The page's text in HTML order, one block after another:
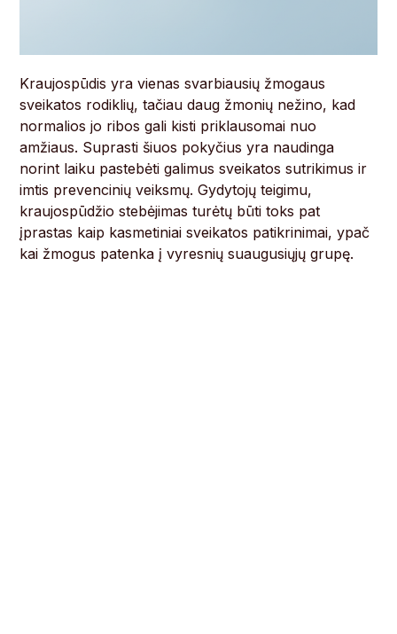
Kraujospūdis yra vienas svarbiausių žmogaus
sveikatos rodiklių, tačiau daug žmonių nežino, kad
normalios jo ribos gali kisti priklausomai nuo
amžiaus. Suprasti šiuos pokyčius yra naudinga
norint laiku pastebėti galimus sveikatos sutrikimus ir
imtis prevencinių veiksmų. Gydytojų teigimu,
kraujospūdžio stebėjimas turėtų būti toks pat
įprastas kaip kasmetiniai sveikatos patikrinimai, ypač
kai žmogus patenka į vyresnių suaugusiųjų grupę.